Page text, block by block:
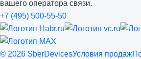
вашего оператора связи.
+7 (495) 500-55-50
© 2026 SberDevicesУсловия продаж